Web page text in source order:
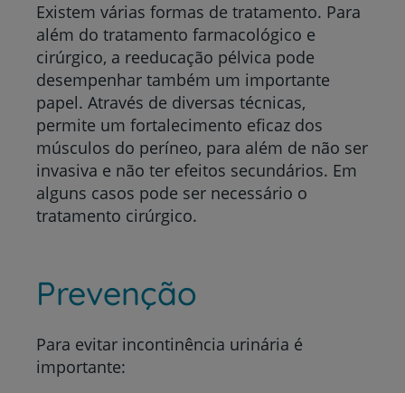
Existem várias formas de tratamento. Para
além do tratamento farmacológico e
cirúrgico, a reeducação pélvica pode
desempenhar também um importante
papel. Através de diversas técnicas,
permite um fortalecimento eficaz dos
músculos do períneo, para além de não ser
invasiva e não ter efeitos secundários. Em
alguns casos pode ser necessário o
tratamento cirúrgico.
Prevenção
Para evitar incontinência urinária é
importante: